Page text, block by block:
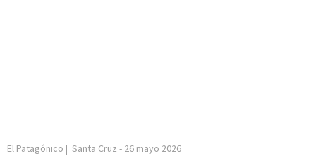
El Patagónico | Santa Cruz - 26 mayo 2026